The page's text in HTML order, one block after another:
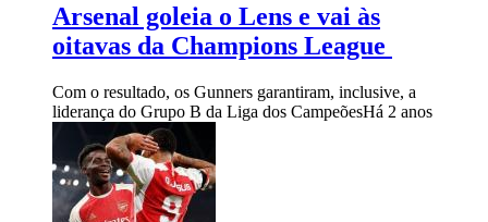
Arsenal goleia o Lens e vai às
oitavas da Champions League
Com o resultado, os Gunners garantiram, inclusive, a
liderança do Grupo B da Liga dos CampeõesHá 2 anos